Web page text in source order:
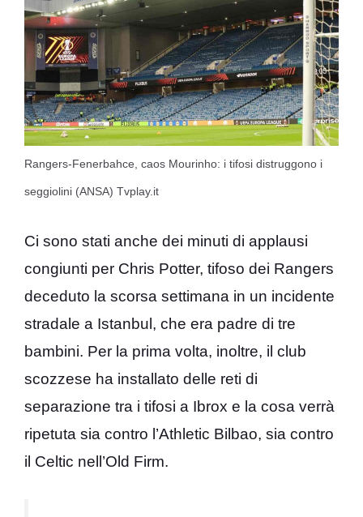
Rangers-Fenerbahce, caos Mourinho: i tifosi distruggono i
seggiolini (ANSA) Tvplay.it
Ci sono stati anche dei minuti di applausi
congiunti per Chris Potter, tifoso dei Rangers
deceduto la scorsa settimana in un incidente
stradale a Istanbul, che era padre di tre
bambini. Per la prima volta, inoltre, il club
scozzese ha installato delle reti di
separazione tra i tifosi a Ibrox e la cosa verrà
ripetuta sia contro l’Athletic Bilbao, sia contro
il Celtic nell’Old Firm.